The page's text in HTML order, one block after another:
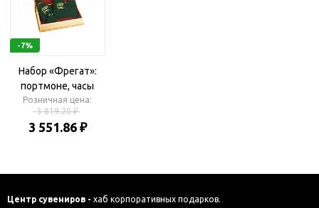
-7%
Набор «Фрегат»:
портмоне, часы
карманные на
подставке, нож для
бумаг
Розничная цена:
3 819.20 ₽
3 551.86 ₽
Центр сувениров - хаб корпоративных подарков.